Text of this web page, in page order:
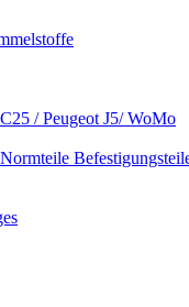
/ Peugeot J5/ WoMo